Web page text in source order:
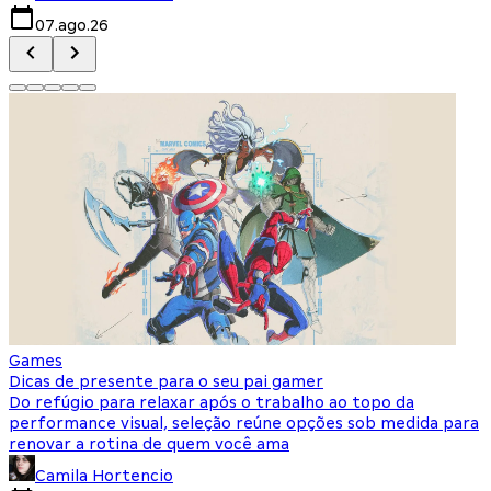
07.ago.26
Games
Dicas de presente para o seu pai gamer
Do refúgio para relaxar após o trabalho ao topo da
performance visual, seleção reúne opções sob medida para
renovar a rotina de quem você ama
Camila Hortencio